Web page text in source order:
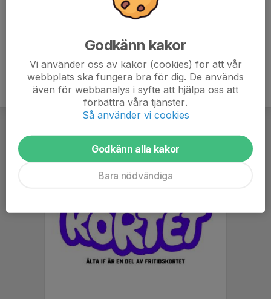
Godkänn kakor
Vi använder oss av kakor (cookies) för att vår
webbplats ska fungera bra för dig. De används
även för webbanalys i syfte att hjälpa oss att
förbättra våra tjänster.
Så använder vi cookies
Godkänn alla kakor
Bara nödvändiga